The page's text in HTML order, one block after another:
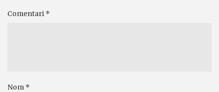
Comentari *
Nom *